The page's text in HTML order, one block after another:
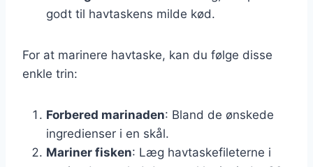
godt til havtaskens milde kød.
For at marinere havtaske, kan du følge disse
enkle trin:
Forbered marinaden: Bland de ønskede
ingredienser i en skål.
Mariner fisken: Læg havtaskefileterne i